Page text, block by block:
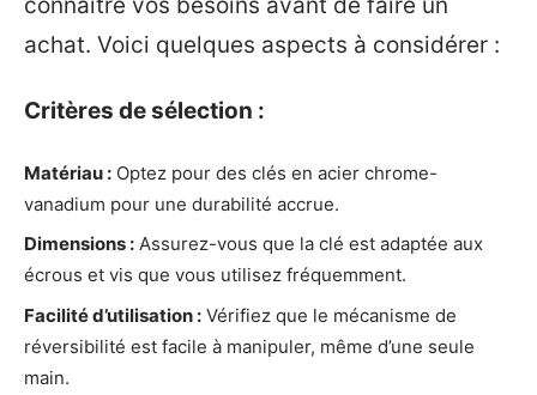
achat. Voici quelques aspects à considérer :
Critères de sélection :
Matériau : Optez pour des clés en acier chrome-
vanadium pour une durabilité accrue.
Dimensions : Assurez-vous que la clé est adaptée aux
écrous et vis que vous utilisez fréquemment.
Facilité d’utilisation : Vérifiez que le mécanisme de
réversibilité est facile à manipuler, même d’une seule
main.